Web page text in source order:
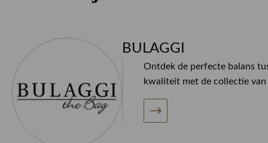
BULAGGI
Ontdek de perfecte balans
kwaliteit met de collectie van